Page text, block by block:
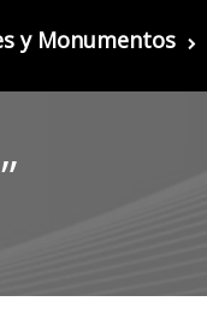
y Monumentos